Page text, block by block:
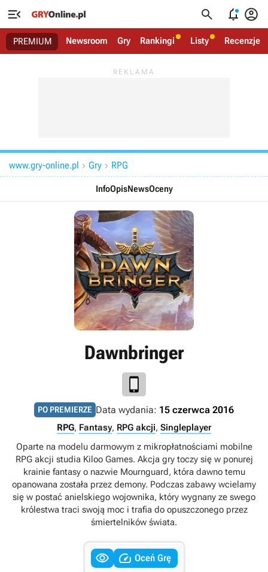
   
PREMIUM Newsroom Gry Rankingi Listy Recenzje
www.gry-online.pl  Gry  RPG
InfoOpisNewsOceny
Dawnbringer
PO PREMIERZE Data wydania: 15 czerwca 2016
RPG, Fantasy, RPG akcji, Singleplayer
Oparte na modelu darmowym z mikropłatnościami mobilne
RPG akcji studia Kiloo Games. Akcja gry toczy się w ponurej
krainie fantasy o nazwie Mournguard, która dawno temu
opanowana została przez demony. Podczas zabawy wcielamy
się w postać anielskiego wojownika, który wygnany ze swego
królestwa traci swoją moc i trafia do opuszczonego przez
śmiertelników świata.
  Oceń Grę